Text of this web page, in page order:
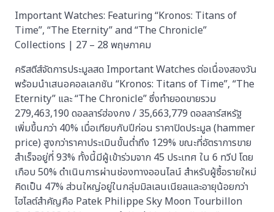
Important Watches: Featuring “Kronos: Titans of
Time”, “The Eternity” and “The Chronicle”
Collections | 27 – 28 พฤษภาคม
คริสตีส์จัดการประมูลสด Important Watches ต่อเนื่องสองวัน
พร้อมนำเสนอคอลเลกชัน “Kronos: Titans of Time”, “The
Eternity” และ “The Chronicle” ซึ่งทำยอดขายรวม
279,463,190 ดอลลาร์ฮ่องกง / 35,663,779 ดอลลาร์สหรัฐ
เพิ่มขึ้นกว่า 40% เมื่อเทียบกับปีก่อน ราคาปิดประมูล (hammer
price) สูงกว่าราคาประเมินขั้นต่ำถึง 129% ขณะที่อัตราการขาย
สำเร็จอยู่ที่ 93% ทั้งนี้มีผู้เข้าร่วมจาก 45 ประเทศ ใน 6 ทวีป โดย
เกือบ 50% ดำเนินการผ่านช่องทางออนไลน์ สำหรับผู้ซื้อรายใหม่
คิดเป็น 47% ส่วนใหญ่อยู่ในกลุ่มมิลเลนเนียลและอายุน้อยกว่า
ไฮไลต์สำคัญคือ Patek Philippe Sky Moon Tourbillon